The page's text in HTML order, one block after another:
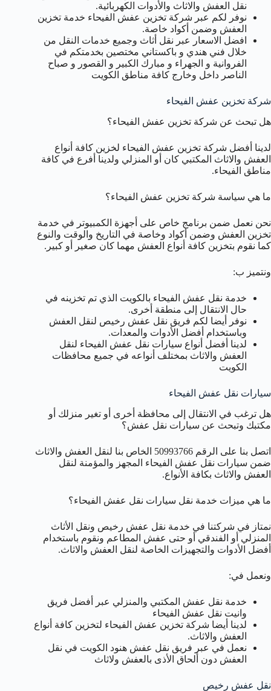
نقل العفش والاثاث والأدوات الكهربائية.
نوفر لكم عبر شركة تخزين عفش الفيحاء خدمة تخزين
العفش وضمن أكواد خاصة.
افضل الاسعار عبر نقل أثاث وجميع خدمات النقل من
خلال فني هندي و باكستاني مختصين بخدمتكم في
الفروانية و الجهراء و مبارك الكبير و القصور و صباح
الناصر داخل وخارج كافة مناطق الكويت
شركة تخزين عفش الفيحاء
هل تبحث عن شركة تخزين عفش الفيحاء؟
لدينا أفضل شركة تخزين عفش الفيحاء لخزين كافة أنواع
العفش والاثاث المكتبي كان أو المنزلي ولدينا أفرع في كافة
مناطق الفيحاء.
ما هي سياسة شركة تخزين عفش الفيحاء؟
نحن نعمل ضمن برنامج خاص على أجهزة الكمبيوتر في خدمة
تخزين العفش وضمن أكواد وخاصة في التاريخ والوقت والنوع
كما نقوم بتخزين كافة أنواع العفش مهما كان صغير أو كبير.
ونتميز ب:
خدمة نقل عفش الفيحاء بالكويت الذي تم تخزينه في
حال الانتقال إلى منطقة أخرى.
نوفر أيضا لكم فريق نقل عفش رخيص لنقل العفش
وباستخدام أفضل الأدوات والمعدات.
لدينا أفضل أنواع سيارات نقل عفش الفيحاء لنقل
العفش والاثاث بمختلف أنواعه في جميع محافظات
الكويت
سيارات نقل عفش الفيحاء
هل ترغب في الانتقال إلى محافظة أخرى أو تغير منزلك أو
مكتبك وتبحث عن سيارات نقل عفش؟
اتصل بنا على الرقم 50993766 الخاص بنا لنقل العفش والاثاث
ضمن سيارات نقل عفش الفيحاء المجهز والمؤمنة لنقل
العفش والاثاث بكافة الأنواع.
ما هي ميزات خدمة نقل سيارات نقل عفش الفيحاء؟
نمتاز في شركتنا في خدمة نقل عفش رخيص ونقل الأثاث
المنزلي أو الفندقي أو حتى عفش المطاعم ونقوم باستخدام
أفضل الأدوات والتجهيزات الخاصة لنقل العفش والاثاث.
ونعمل في:
خدمة نقل عفش المكتبي والمنزلي عبر أفضل فريق
وانيت نقل عفش الفيحاء
لدينا أيضا شركة تخزين عفش الفيحاء لتخزين كافة أنواع
العفش والاثاث.
نعمل في عبر فريق نقل عفش هنود الكويت في نقل
العفش دون ألحاق الأذى بالعفش ولاثاث
نقل عفش رخيص